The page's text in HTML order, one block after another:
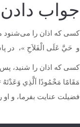
جواب دادن
کسی که اذان را می‌شنود
و حَيَّ عَلَى الْفَلاَحِ »، در
کسی که اذان را شنید، پس
مَقَامًا مَحْمُودًا اَلَّذِي
فضيلت عنايت بفرما، و او